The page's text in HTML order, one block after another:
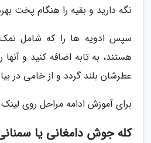
نگه دارید و بقیه را هنگام پخت
سپس ادویه ها را که شامل
هستند، به تابه اضافه کنید و
عطرشان بلند گردد و از خامی در
برای آموزش ادامه مراحل روی
کله جوش دامغانی یا